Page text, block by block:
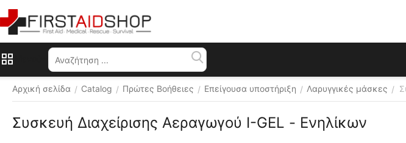
Αρχική σελίδα / Catalog / Πρώτες Βοήθειες / Επείγουσα υποστήριξη / Λαρυγγικές μάσκες /
Συσκευή Διαχείρισης Αεραγωγού I-GEL - Ενηλίκων